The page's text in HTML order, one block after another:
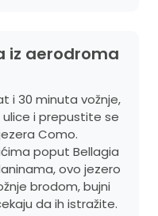
iz aerodroma
i 30 minuta vožnje,
i prepustite se
Como.
poput Bellagia
ovo jezero
brodom, bujni
da ih istražite.